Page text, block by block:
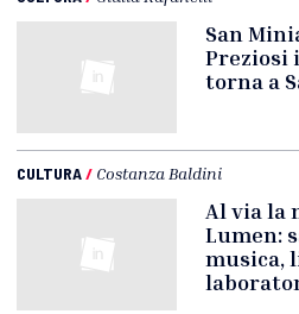
San
Preziosi
torna a
CULTURA/ Costanza Baldini
Al via la
Lumen:
musica,